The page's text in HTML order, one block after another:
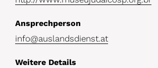
l
s
Ansprechperson
info@auslandsdienst.at
Weitere Details